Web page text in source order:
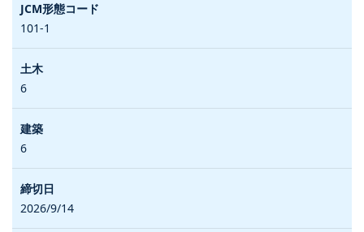
101-1
6
6
2026/9/14